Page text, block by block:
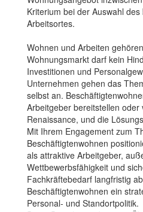
Kriterium bei der Auswahl
Arbeitsortes.
Wohnen und Arbeiten
Wohnungsmarkt darf kein
Investitionen und
Unternehmen gehen das
selbst an.
Arbeitgeber bereitstellen
Renaissance, und die
Mit Ihrem Engagement zum
Beschäftigtenwohnen
als attraktive Arbeitgeber,
Wettbewerbsfähigkeit und
Fachkräftebedarf langfristig
Beschäftigtenwohnen ein
Personal- und Standortpolitik.